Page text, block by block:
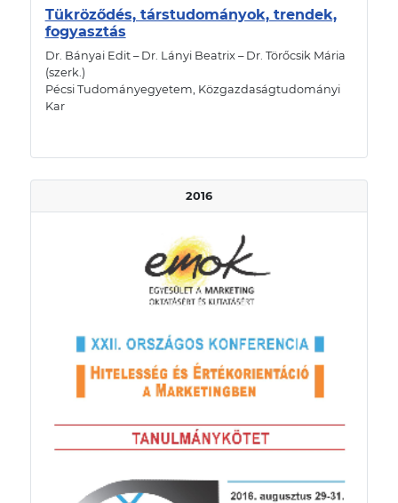
Tükröződés, társtudományok, trendek,
fogyasztás
Dr. Bányai Edit – Dr. Lányi Beatrix – Dr. Törőcsik Mária
(szerk.)
Pécsi Tudományegyetem, Közgazdaságtudományi
Kar
2016